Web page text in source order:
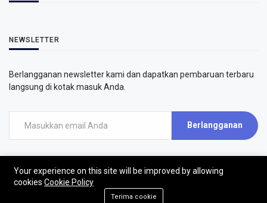
NEWSLETTER
Berlangganan newsletter kami dan dapatkan pembaruan terbaru
langsung di kotak masuk Anda.
Berlangganan
Your experience on this site will be improved by allowing
cookies Cookie Policy
Terima cookie